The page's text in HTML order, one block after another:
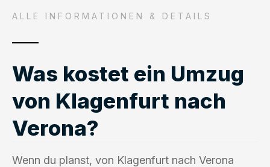
ALLE INFORMATIONEN & DETAILS
Was kostet ein Umzug
von Klagenfurt nach
Verona?
Wenn du planst, von Klagenfurt nach Verona